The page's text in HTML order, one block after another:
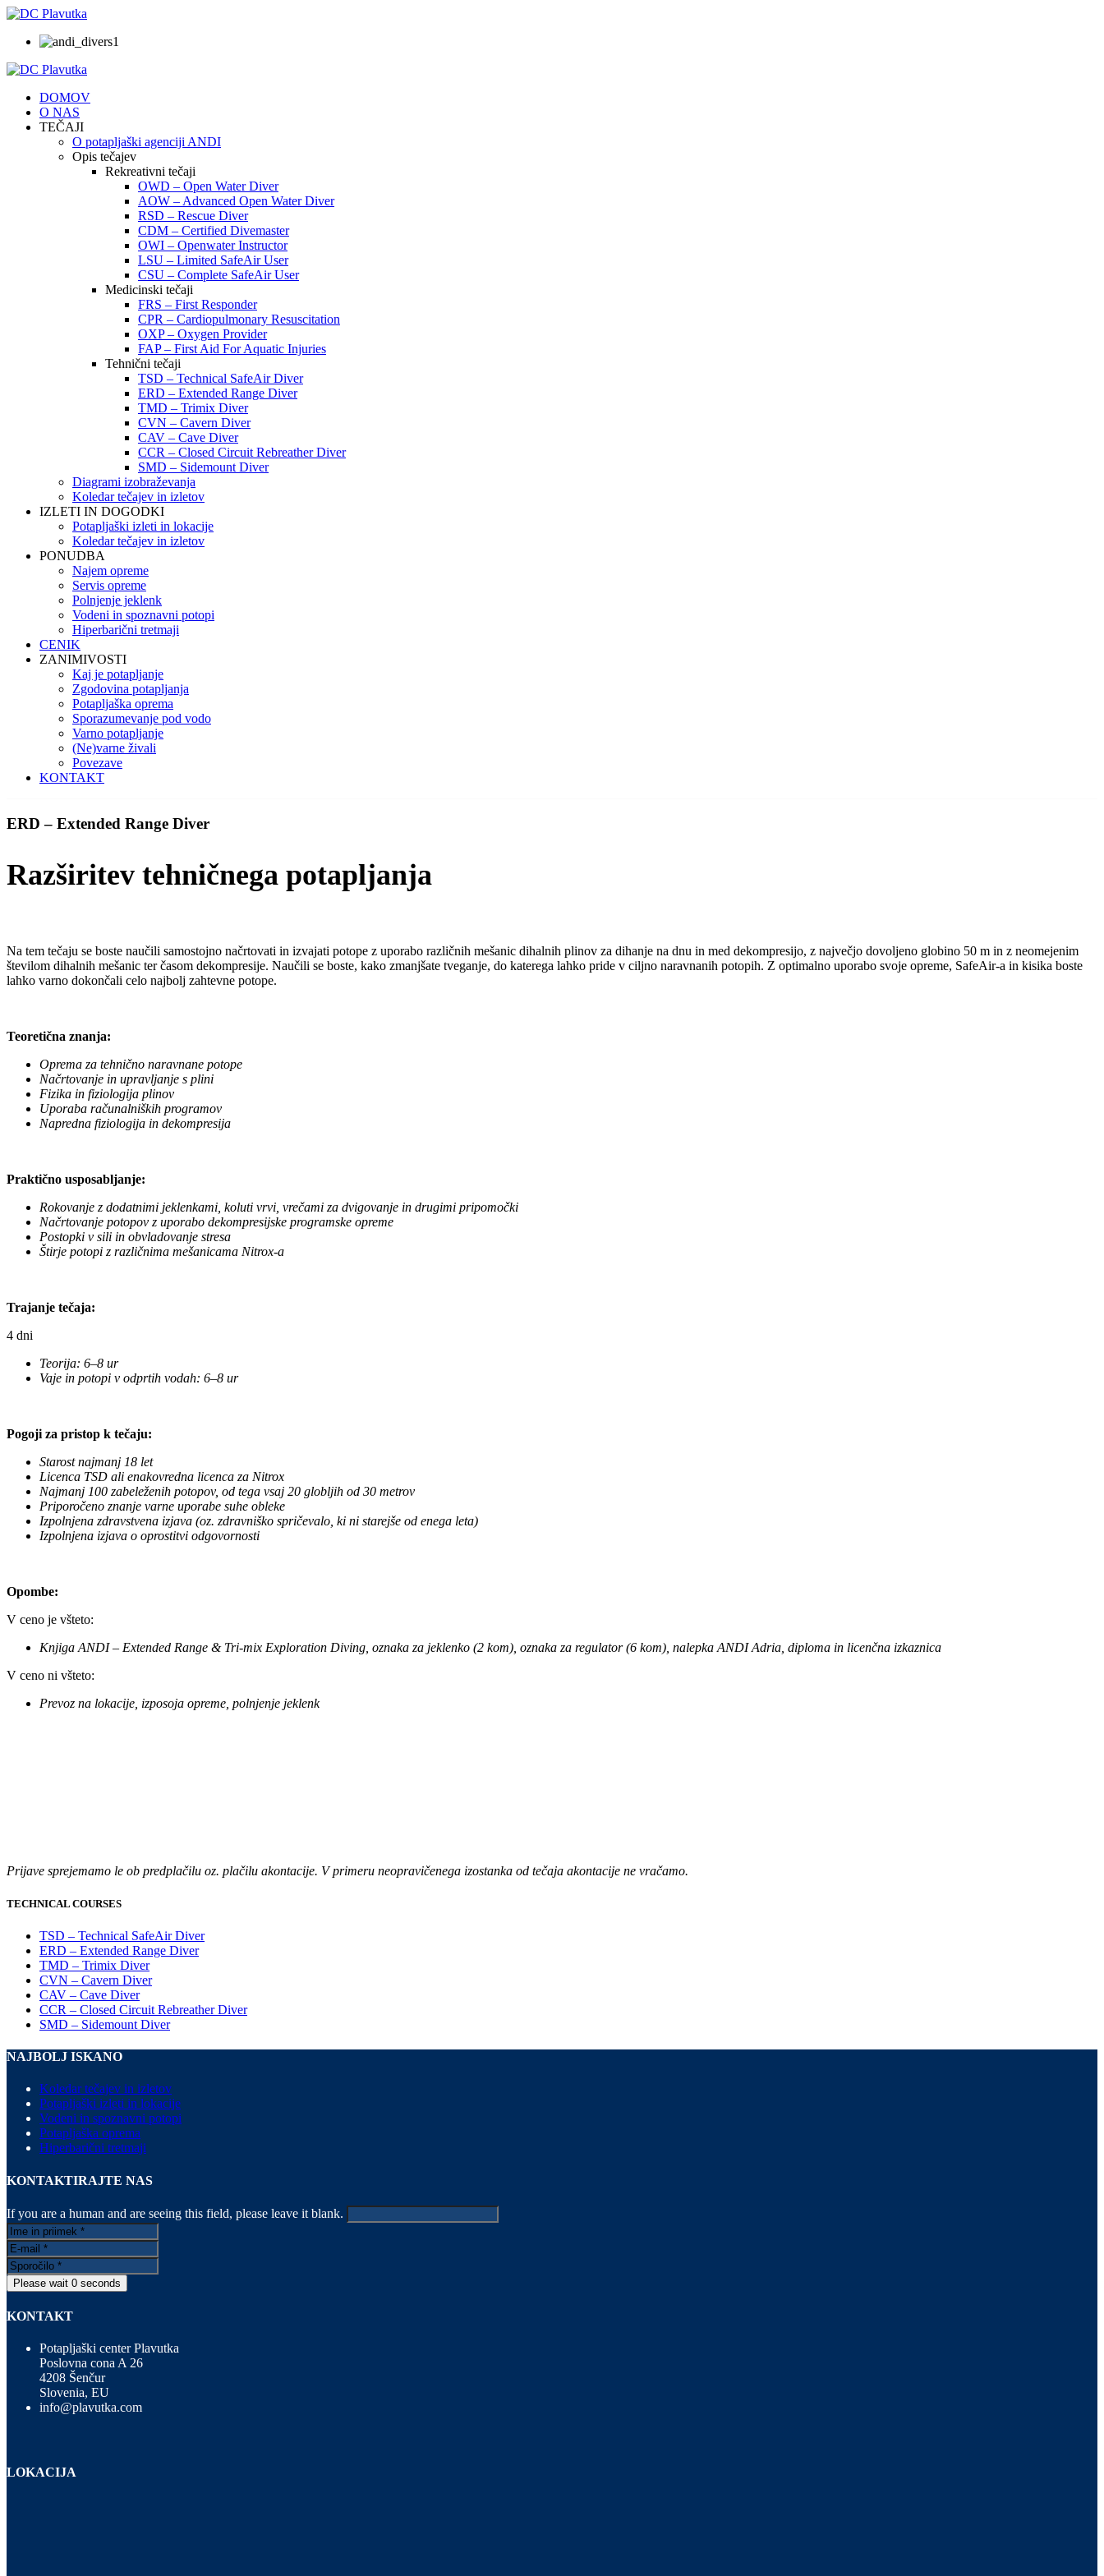
DOMOV
O NAS
TEČAJI
O potapljaški agenciji ANDI
Opis tečajev
Rekreativni tečaji
OWD – Open Water Diver
AOW – Advanced Open Water Diver
RSD – Rescue Diver
CDM – Certified Divemaster
OWI – Openwater Instructor
LSU – Limited SafeAir User
CSU – Complete SafeAir User
Medicinski tečaji
FRS – First Responder
CPR – Cardiopulmonary Resuscitation
OXP – Oxygen Provider
FAP – First Aid For Aquatic Injuries
Tehnični tečaji
TSD – Technical SafeAir Diver
ERD – Extended Range Diver
TMD – Trimix Diver
CVN – Cavern Diver
CAV – Cave Diver
CCR – Closed Circuit Rebreather Diver
SMD – Sidemount Diver
Diagrami izobraževanja
Koledar tečajev in izletov
IZLETI IN DOGODKI
Potapljaški izleti in lokacije
Koledar tečajev in izletov
PONUDBA
Najem opreme
Servis opreme
Polnjenje jeklenk
Vodeni in spoznavni potopi
Hiperbarični tretmaji
CENIK
ZANIMIVOSTI
Kaj je potapljanje
Zgodovina potapljanja
Potapljaška oprema
Sporazumevanje pod vodo
Varno potapljanje
(Ne)varne živali
Povezave
KONTAKT
ERD – Extended Range Diver
Razširitev tehničnega potapljanja
Na tem tečaju se boste naučili samostojno načrtovati in izvajati potope z uporabo različnih mešanic dihalnih plinov za dihanje na dnu in med dekompresijo, z največjo dovoljeno globino 50 m in z neomejenim
številom dihalnih mešanic ter časom dekompresije. Naučili se boste, kako zmanjšate tveganje, do katerega lahko pride v ciljno naravnanih potopih. Z optimalno uporabo svoje opreme, SafeAir-a in kisika boste
lahko varno dokončali celo najbolj zahtevne potope.
Teoretična znanja:
Oprema za tehnično naravnane potope
Načrtovanje in upravljanje s plini
Fizika in fiziologija plinov
Uporaba računalniških programov
Napredna fiziologija in dekompresija
Praktično usposabljanje:
Rokovanje z dodatnimi jeklenkami, koluti vrvi, vrečami za dvigovanje in drugimi pripomočki
Načrtovanje potopov z uporabo dekompresijske programske opreme
Postopki v sili in obvladovanje stresa
Štirje potopi z različnima mešanicama Nitrox-a
Trajanje tečaja:
4 dni
Teorija: 6–8 ur
Vaje in potopi v odprtih vodah: 6–8 ur
Pogoji za pristop k tečaju:
Starost najmanj 18 let
Licenca TSD ali enakovredna licenca za Nitrox
Najmanj 100 zabeleženih potopov, od tega vsaj 20 globljih od 30 metrov
Priporočeno znanje varne uporabe suhe obleke
Izpolnjena zdravstvena izjava (oz. zdravniško spričevalo, ki ni starejše od enega leta)
Izpolnjena izjava o oprostitvi odgovornosti
Opombe:
V ceno je všteto:
Knjiga ANDI – Extended Range & Tri-mix Exploration Diving, oznaka za jeklenko (2 kom), oznaka za regulator (6 kom), nalepka ANDI Adria, diploma in licenčna izkaznica
V ceno ni všteto:
Prevoz na lokacije, izposoja opreme, polnjenje jeklenk
Prijave sprejemamo le ob predplačilu oz. plačilu akontacije. V primeru neopravičenega izostanka od tečaja akontacije ne vračamo.
TECHNICAL COURSES
TSD – Technical SafeAir Diver
ERD – Extended Range Diver
TMD – Trimix Diver
CVN – Cavern Diver
CAV – Cave Diver
CCR – Closed Circuit Rebreather Diver
SMD – Sidemount Diver
NAJBOLJ ISKANO
Koledar tečajev in izletov
Potapljaški izleti in lokacije
Vodeni in spoznavni potopi
Potapljaška oprema
Hiperbarični tretmaji
KONTAKTIRAJTE NAS
If you are a human and are seeing this field, please leave it blank.
Please wait 0 seconds
KONTAKT
Potapljaški center Plavutka
Poslovna cona A 26
4208 Šenčur
Slovenia, EU
info@plavutka.com
LOKACIJA